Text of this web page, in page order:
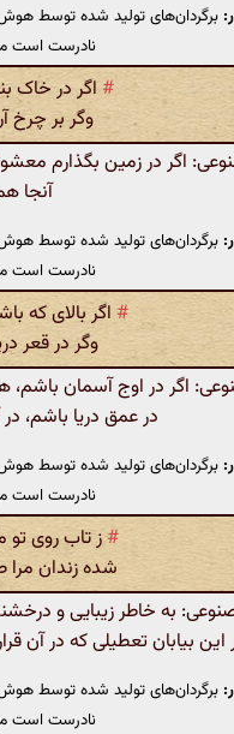
برگردان‌های تولید شده توسط هوش
نادرست است
# اگر در خاک
وگر بر چرخ
اگر در زمین بگذارم معشوق
آنجا
برگردان‌های تولید شده توسط هوش
نادرست است
# اگر بالای که
وگر در قعر
اگر در اوج آسمان
در عمق دریا باشم،
برگردان‌های تولید شده توسط هوش
نادرست است
#ز تاب روی تو
شده زندان مرا
به خاطر زیبایی و
بیابان تعطیلی که در آن
برگردان‌های تولید شده توسط هوش
نادرست است